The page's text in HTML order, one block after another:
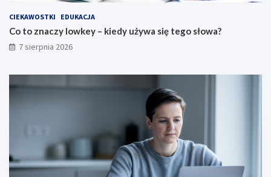
CIEKAWOSTKI EDUKACJA
Co to znaczy lowkey – kiedy używa się tego słowa?
7 sierpnia 2026